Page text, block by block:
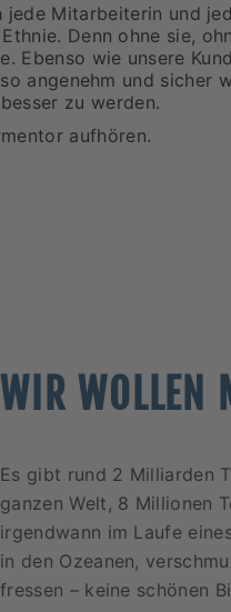
jede Mitarbeiterin und
Denn ohne sie,
Ebenso wie unsere
angenehm und sicher
zu werden.
aufhören.
WIR WOLLEN
Es gibt rund 2 Milliarden
ganzen Welt, 8 Millionen
irgendwann im Laufe
in den Ozeanen,
fressen – keine schönen